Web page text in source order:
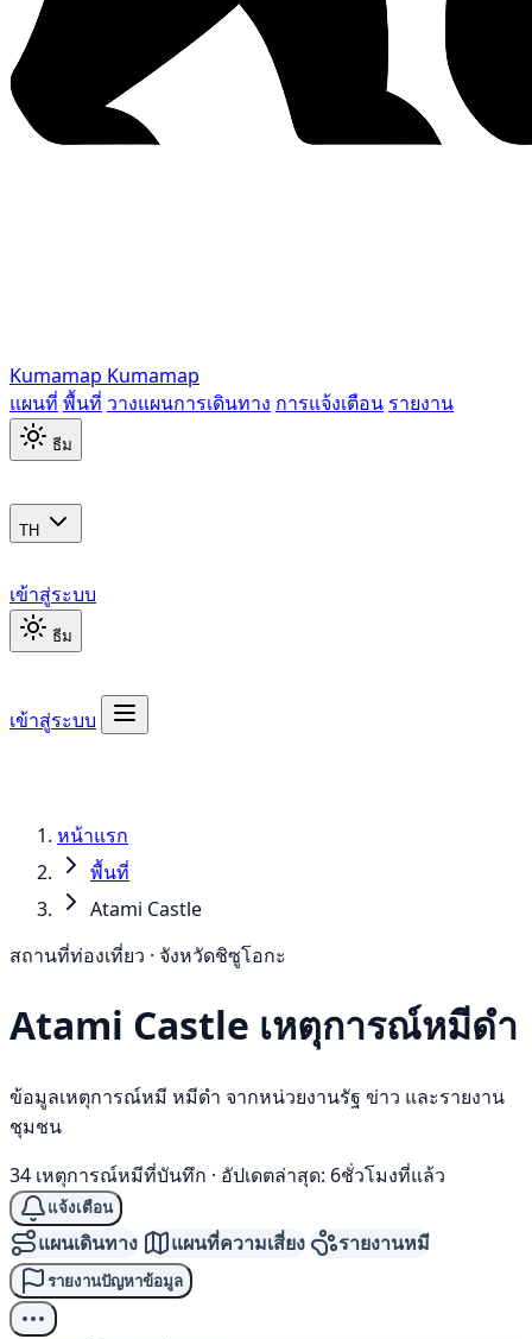
Kumamap Kumamap
แผนที่ พื้นที่ วางแผนการเดินทาง การแจ้งเตือน รายงาน
ธีม
TH
เข้าสู่ระบบ
ธีม
เข้าสู่ระบบ
หน้าแรก
พื้นที่
Atami Castle
สถานที่ท่องเที่ยว · จังหวัดชิซูโอกะ
Atami Castle เหตุการณ์หมีดำ
ข้อมูลเหตุการณ์หมี หมีดำ จากหน่วยงานรัฐ ข่าว และรายงาน
ชุมชน
34 เหตุการณ์หมีที่บันทึก · อัปเดตล่าสุด: 6ชั่วโมงที่แล้ว
แจ้งเตือน
แผนเดินทาง แผนที่ความเสี่ยง รายงานหมี
รายงานปัญหาข้อมูล